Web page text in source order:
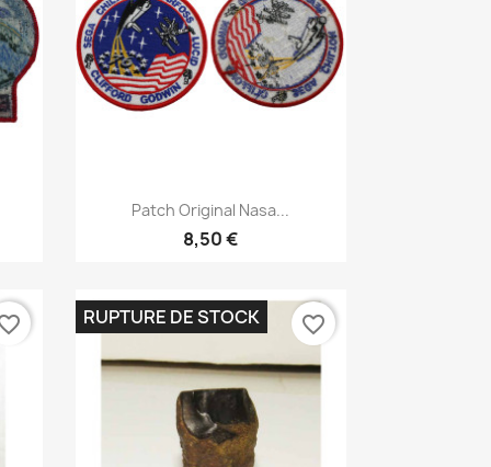
Aperçu rapide
Patch Original Nasa...
8,50 €
RUPTURE DE STOCK favorite_border